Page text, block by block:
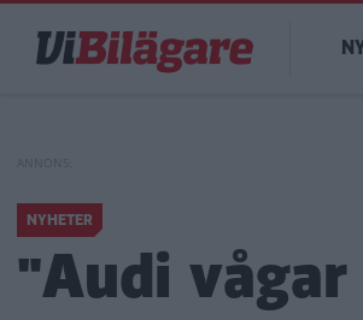
huvudinnehåll
NYHETER
"Audi